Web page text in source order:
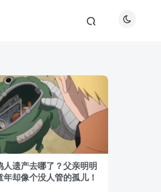
人遗产去哪了？父亲明明
却像个没人管的孤儿！